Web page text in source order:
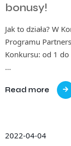
bonusy!
Jak to działa? W
Programu
Konkursu: od 1
…
Read more
2022-04-04